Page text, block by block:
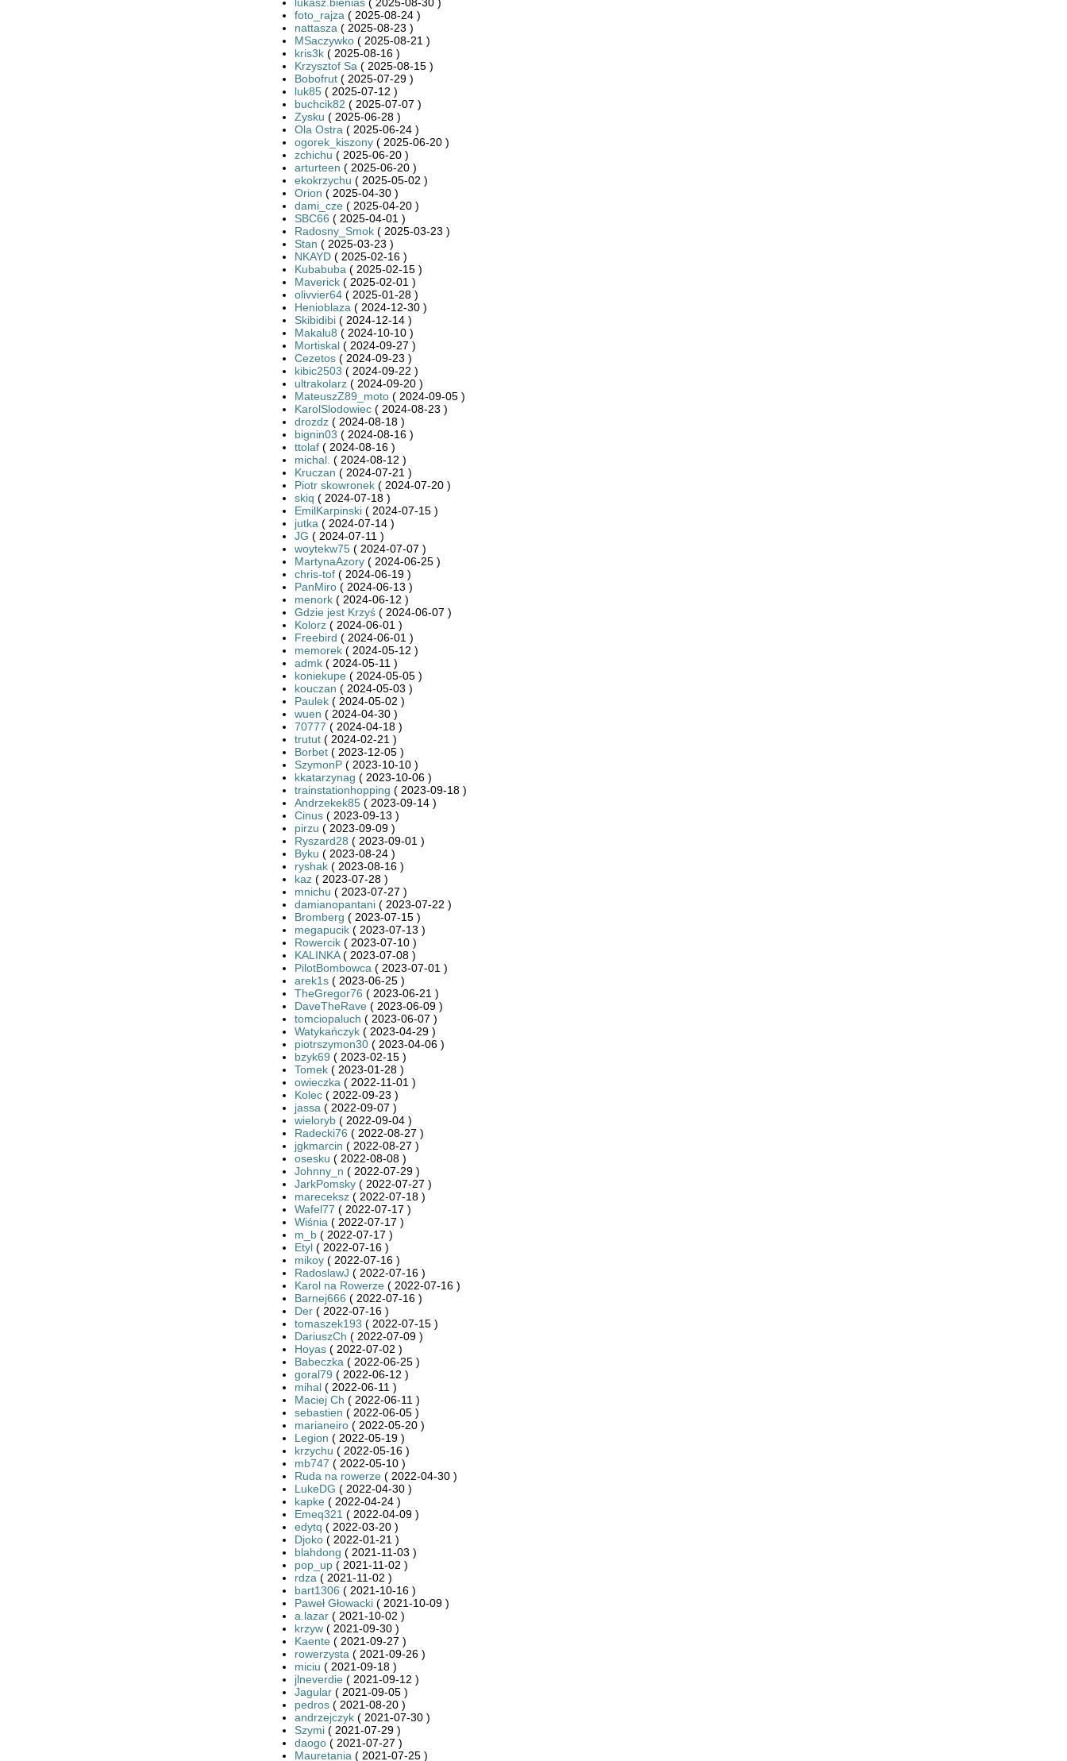
foto_rajza ( 2025-08-24 )
nattasza ( 2025-08-23 )
MSaczywko( 2025-08-21 )
kris3k( 2025-08-16 )
Krzysztof Sa ( 2025-08-15 )
Bobofrut( 2025-07-29 )
luk85( 2025-07-12 )
buchcik82 ( 2025-07-07 )
Zysku ( 2025-06-28 )
Ola Ostra ( 2025-06-24 )
ogorek_kiszony( 2025-06-20 )
zchichu ( 2025-06-20 )
arturteen ( 2025-06-20 )
ekokrzychu ( 2025-05-02 )
Orion ( 2025-04-30 )
dami_cze( 2025-04-20 )
SBC66 ( 2025-04-01 )
Radosny_Smok( 2025-03-23 )
Stan ( 2025-03-23 )
NKAYD( 2025-02-16 )
Kubabuba ( 2025-02-15 )
Maverick( 2025-02-01 )
olivvier64( 2025-01-28 )
Henioblaza ( 2024-12-30 )
Skibidibi( 2024-12-14 )
Makalu8 ( 2024-10-10 )
Mortiskal( 2024-09-27 )
Cezetos( 2024-09-23 )
kibic2503 ( 2024-09-22 )
ultrakolarz( 2024-09-20 )
MateuszZ89_moto( 2024-09-05 )
KarolSlodowiec( 2024-08-23 )
drozdz( 2024-08-18 )
bignin03 ( 2024-08-16 )
ttolaf( 2024-08-16 )
michal. ( 2024-08-12 )
Kruczan ( 2024-07-21 )
Piotr skowronek( 2024-07-20 )
skiq ( 2024-07-18 )
EmilKarpinski( 2024-07-15 )
jutka ( 2024-07-14 )
JG ( 2024-07-11 )
woytekw75( 2024-07-07 )
MartynaAzory( 2024-06-25 )
chris-tof( 2024-06-19 )
PanMiro( 2024-06-13 )
menork( 2024-06-12 )
Gdzie jest Krzyś( 2024-06-07 )
Kolorz( 2024-06-01 )
Freebird ( 2024-06-01 )
memorek( 2024-05-12 )
admk( 2024-05-11 )
koniekupe( 2024-05-05 )
kouczan ( 2024-05-03 )
Paulek( 2024-05-02 )
wuen ( 2024-04-30 )
70777 ( 2024-04-18 )
trutut( 2024-02-21 )
Borbet( 2023-12-05 )
SzymonP( 2023-10-10 )
kkatarzynag ( 2023-10-06 )
trainstationhopping ( 2023-09-18 )
Andrzekek85( 2023-09-14 )
Cinus( 2023-09-13 )
pirzu ( 2023-09-09 )
Ryszard28 ( 2023-09-01 )
Byku ( 2023-08-24 )
ryshak( 2023-08-16 )
kaz( 2023-07-28 )
mnichu ( 2023-07-27 )
damianopantani( 2023-07-22 )
Bromberg ( 2023-07-15 )
megapucik( 2023-07-13 )
Rowercik( 2023-07-10 )
KALINKA( 2023-07-08 )
PilotBombowca ( 2023-07-01 )
arek1s( 2023-06-25 )
TheGregor76 ( 2023-06-21 )
DaveTheRave( 2023-06-09 )
tomciopaluch ( 2023-06-07 )
Watykańczyk( 2023-04-29 )
piotrszymon30( 2023-04-06 )
bzyk69 ( 2023-02-15 )
Tomek( 2023-01-28 )
owieczka ( 2022-11-01 )
Kolec( 2022-09-23 )
jassa ( 2022-09-07 )
wieloryb( 2022-09-04 )
Radecki76 ( 2022-08-27 )
jgkmarcin ( 2022-08-27 )
osesku ( 2022-08-08 )
Johnny_n ( 2022-07-29 )
JarkPomsky( 2022-07-27 )
mareceksz( 2022-07-18 )
Wafel77 ( 2022-07-17 )
Wiśnia ( 2022-07-17 )
m_b( 2022-07-17 )
Etyl( 2022-07-16 )
mikoy( 2022-07-16 )
RadoslawJ ( 2022-07-16 )
Karol na Rowerze ( 2022-07-16 )
Barnej666 ( 2022-07-16 )
Der( 2022-07-16 )
tomaszek193 ( 2022-07-15 )
DariuszCh ( 2022-07-09 )
Hoyas( 2022-07-02 )
Babeczka ( 2022-06-25 )
goral79 ( 2022-06-12 )
mihal( 2022-06-11 )
Maciej Ch ( 2022-06-11 )
sebastien ( 2022-06-05 )
marianeiro( 2022-05-20 )
Legion ( 2022-05-19 )
krzychu ( 2022-05-16 )
mb747 ( 2022-05-10 )
Ruda na rowerze( 2022-04-30 )
LukeDG ( 2022-04-30 )
kapke( 2022-04-24 )
Emeq321 ( 2022-04-09 )
edytq ( 2022-03-20 )
Djoko( 2022-01-21 )
blahdong ( 2021-11-03 )
pop_up( 2021-11-02 )
rdza ( 2021-11-02 )
bart1306 ( 2021-10-16 )
Paweł Głowacki( 2021-10-09 )
a.lazar( 2021-10-02 )
krzyw( 2021-09-30 )
Kaente( 2021-09-27 )
rowerzysta ( 2021-09-26 )
miciu ( 2021-09-18 )
jlneverdie( 2021-09-12 )
Jagular( 2021-09-05 )
pedros( 2021-08-20 )
andrzejczyk( 2021-07-30 )
Szymi( 2021-07-29 )
daogo( 2021-07-27 )
Mauretania ( 2021-07-25 )